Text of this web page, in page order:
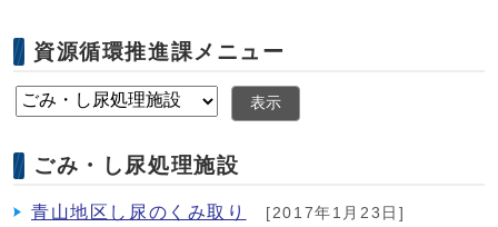
資源循環推進課メニュー
表示
ごみ・し尿処理施設
青山地区し尿のくみ取り [2017年1月23日]